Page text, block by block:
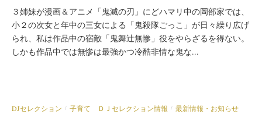
３姉妹が漫画＆アニメ「鬼滅の刃」にどハマリ中の岡部家では、
小２の次女と年中の三女による「鬼殺隊ごっこ」が日々繰り広げ
られ、私は作品中の宿敵「鬼舞辻無惨」役をやらざるを得ない。
しかも作品中では無惨は最強かつ冷酷非情な鬼な...
DJセレクション / 子育て ＤＪセレクション情報 / 最新情報・お知らせ